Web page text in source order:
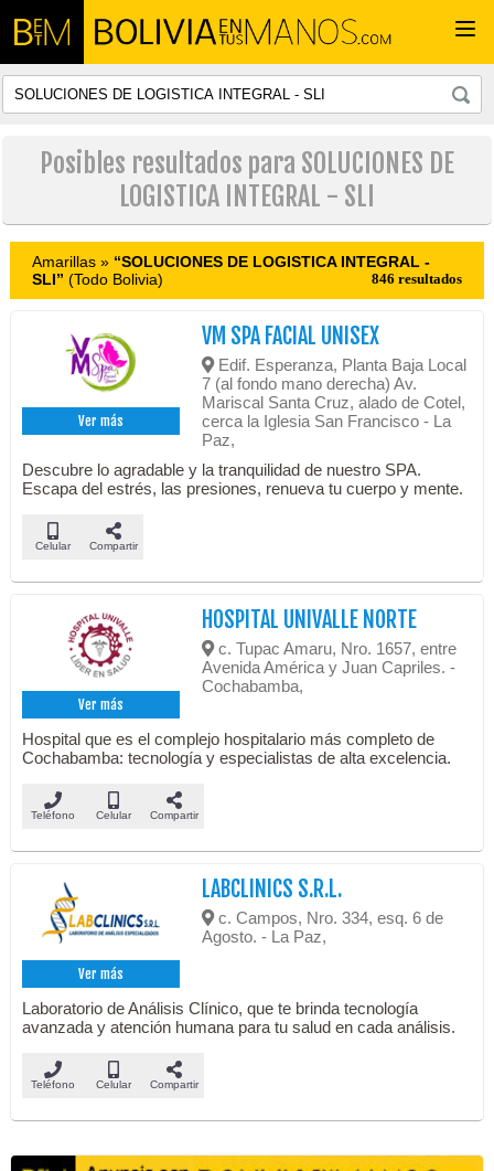
Posibles resultados para SOLUCIONES DE
LOGISTICA INTEGRAL - SLI
Amarillas » “SOLUCIONES DE LOGISTICA INTEGRAL -
SLI” (Todo Bolivia) 846 resultados
Ver más
VM SPA FACIAL UNISEX
Edif. Esperanza, Planta Baja Local
7 (al fondo mano derecha) Av.
Mariscal Santa Cruz, alado de Cotel,
cerca la Iglesia San Francisco - La
Paz,
Descubre lo agradable y la tranquilidad de nuestro SPA.
Escapa del estrés, las presiones, renueva tu cuerpo y mente.
Celular Compartir
Ver más
HOSPITAL UNIVALLE NORTE
c. Tupac Amaru, Nro. 1657, entre
Avenida América y Juan Capriles. -
Cochabamba,
Hospital que es el complejo hospitalario más completo de
Cochabamba: tecnología y especialistas de alta excelencia.
Teléfono Celular Compartir
Ver más
LABCLINICS S.R.L.
c. Campos, Nro. 334, esq. 6 de
Agosto. - La Paz,
Laboratorio de Análisis Clínico, que te brinda tecnología
avanzada y atención humana para tu salud en cada análisis.
Teléfono Celular Compartir